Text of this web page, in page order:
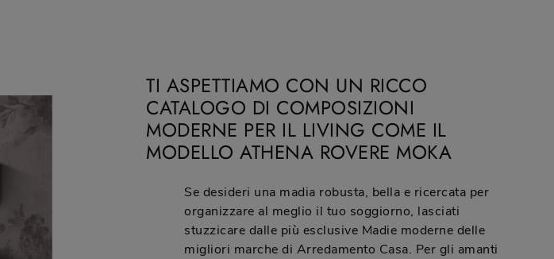
TI ASPETTIAMO CON UN RICCO
CATALOGO DI COMPOSIZIONI
MODERNE PER IL LIVING COME IL
MODELLO ATHENA ROVERE MOKA
Se desideri una madia robusta, bella e ricercata per
organizzare al meglio il tuo soggiorno, lasciati
stuzzicare dalle più esclusive Madie moderne delle
migliori marche di Arredamento Casa. Per gli amanti